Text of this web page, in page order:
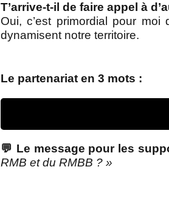
T’arrive-t-il de faire appel à
Oui, c’est primordial pour
dynamisent notre territoire.
Le partenariat en 3 mots :
💬 Le message pour les
RMB et du RMBB ? »